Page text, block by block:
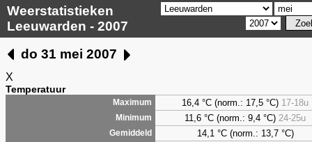
Weerstatistieken
Leeuwarden - 2007
do 31 mei 2007
X
Temperatuur
Maximum 16,4 °C (norm.: 17,5 °C) 17-18u
Minimum 11,6 °C (norm.: 9,4 °C) 24-25u
Gemiddeld 14,1 °C (norm.: 13,7 °C)